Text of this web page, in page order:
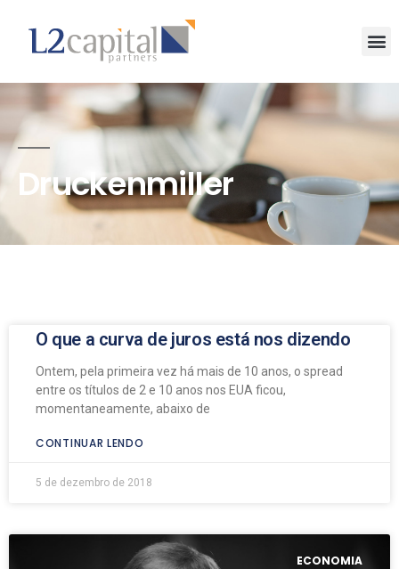
Druckenmiller
O que a curva de juros está nos dizendo
Ontem, pela primeira vez há mais de 10 anos, o spread
entre os títulos de 2 e 10 anos nos EUA ficou,
momentaneamente, abaixo de
CONTINUAR LENDO
5 de dezembro de 2018
ECONOMIA